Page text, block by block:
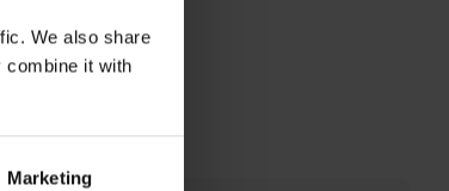
We also share
combine it with
Marketing